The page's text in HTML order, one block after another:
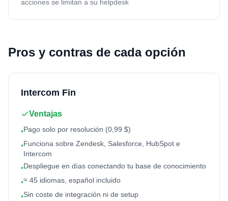
acciones se limitan a su helpdesk
Pros y contras de cada opción
Intercom Fin
Ventajas
•Pago solo por resolución (0,99 $)
•Funciona sobre Zendesk, Salesforce, HubSpot e
Intercom
•Despliegue en días conectando tu base de conocimiento
•≈ 45 idiomas, español incluido
•Sin coste de integración ni de setup